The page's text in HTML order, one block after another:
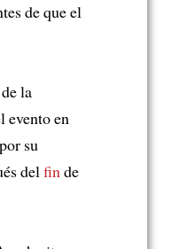
de que el
de la
evento en
por su
delfinde